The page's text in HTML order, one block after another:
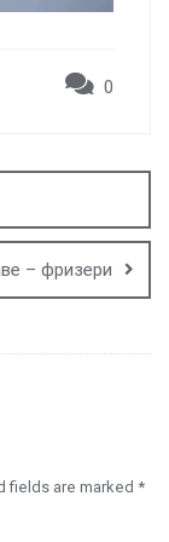
0
– фризери
fields are marked *